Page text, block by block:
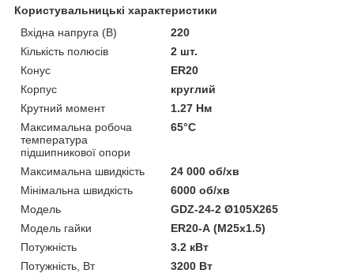
Користувальницькі характеристики
Вхідна напруга (В)
220
Кількість полюсів
2 шт.
Конус
ER20
Корпус
круглий
Крутний момент
1.27 Нм
Максимальна робоча
температура
підшипникової опори
65°С
Максимальна швидкість
24 000 об/хв
Мінімальна швидкість
6000 об/хв
Мoдель
GDZ-24-2 Ø105X265
Модель гайки
ER20-А (М25х1.5)
Потужність
3.2 кВт
Потужність, Вт
3200 Вт